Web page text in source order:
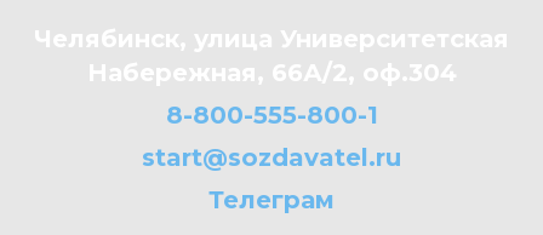
Челябинск, улица Университетская
Набережная, 66А/2, оф.304
8-800-555-800-1
start@sozdavatel.ru
Телеграм